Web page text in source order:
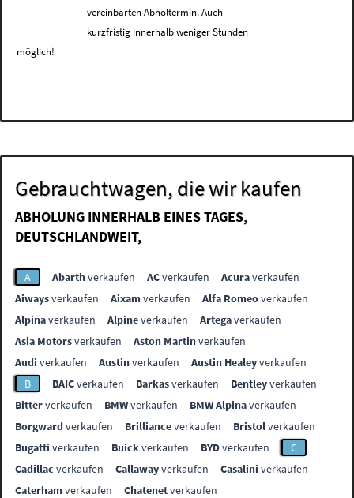
vereinbarten Abholtermin. Auch
kurzfristig innerhalb weniger Stunden
möglich!
Gebrauchtwagen, die wir kaufen
ABHOLUNG INNERHALB EINES TAGES,
DEUTSCHLANDWEIT,
A Abarthverkaufen ACverkaufen Acuraverkaufen
Aiwaysverkaufen Aixamverkaufen Alfa Romeoverkaufen
Alpinaverkaufen Alpineverkaufen Artegaverkaufen
Asia Motorsverkaufen Aston Martinverkaufen
Audi verkaufen Austinverkaufen Austin Healeyverkaufen
B
BAICverkaufen Barkasverkaufen Bentleyverkaufen
Bitterverkaufen BMWverkaufen BMW Alpinaverkaufen
Borgwardverkaufen Brillianceverkaufen Bristolverkaufen
Bugatti verkaufen Buickverkaufen BYDverkaufen
C
Cadillac verkaufen Callawayverkaufen Casalini verkaufen
Caterhamverkaufen Chatenetverkaufen